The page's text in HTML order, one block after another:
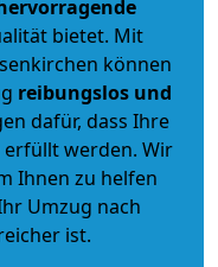
bietet. Mit
können
reibungslos und
dafür, dass Ihre
werden. Wir
Ihnen zu helfen
Umzug nach
ist.